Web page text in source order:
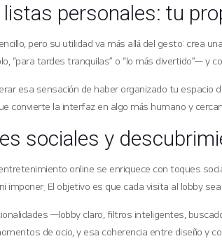
personales: tu
pero su utilidad va más allá del gesto: crea
“para tardes tranquilas” o “lo más divertido”— y
esa sensación de haber organizado tu
convierte la interfaz en algo más humano y
sociales y
entretenimiento online se enriquece con toques
imponer. El objetivo es que cada visita al lobby
—lobby claro, filtros inteligentes,
de ocio, y esa coherencia entre diseño y